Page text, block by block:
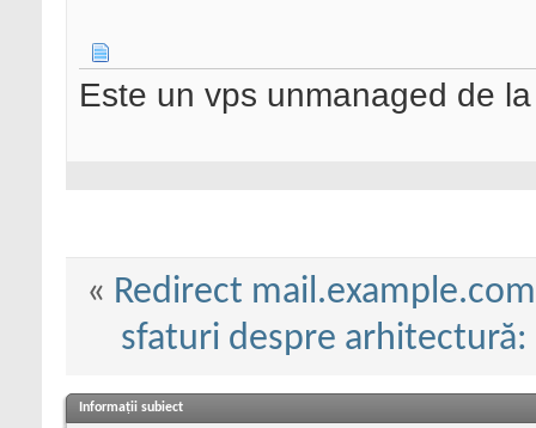
Este un vps unmanaged de
« Redirect
sfaturi despre arhitectură:
Informații subiect